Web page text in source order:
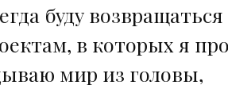
буду возвращаться
в которых я
мир из головы,